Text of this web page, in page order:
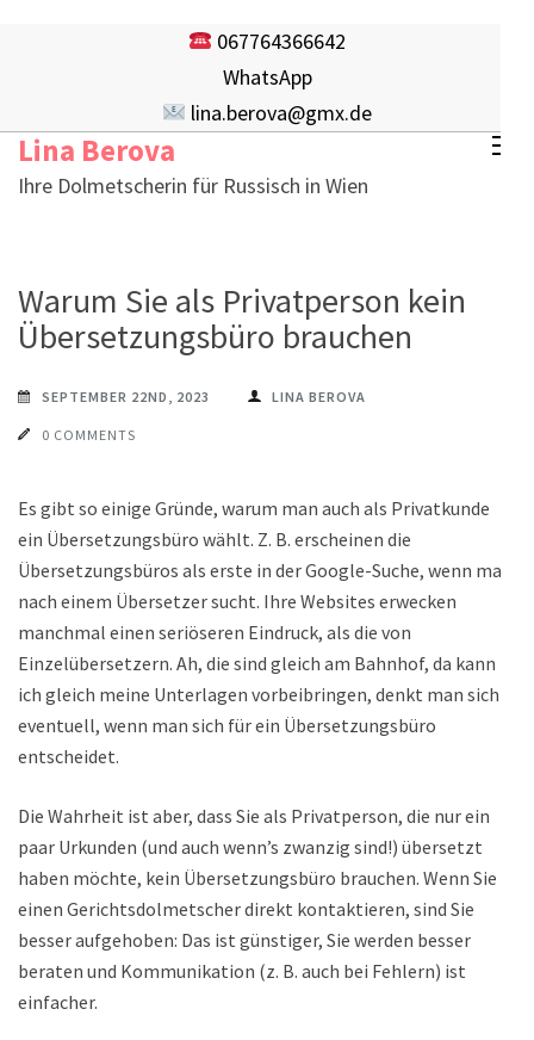
Enter)
067764366642
WhatsApp
lina.berova@gmx.de
Lina Berova
Ihre Dolmetscherin für Russisch in Wien
Warum Sie als Privatperson kein
Übersetzungsbüro brauchen
SEPTEMBER 22ND, 2023 LINA BEROVA
0 COMMENTS
Es gibt so einige Gründe, warum man auch als Privatkunde
ein Übersetzungsbüro wählt. Z. B. erscheinen die
Übersetzungsbüros als erste in der Google-Suche, wenn man
nach einem Übersetzer sucht. Ihre Websites erwecken
manchmal einen seriöseren Eindruck, als die von
Einzelübersetzern. Ah, die sind gleich am Bahnhof, da kann
ich gleich meine Unterlagen vorbeibringen, denkt man sich
eventuell, wenn man sich für ein Übersetzungsbüro
entscheidet.
Die Wahrheit ist aber, dass Sie als Privatperson, die nur ein
paar Urkunden (und auch wenn’s zwanzig sind!) übersetzt
haben möchte, kein Übersetzungsbüro brauchen. Wenn Sie
einen Gerichtsdolmetscher direkt kontaktieren, sind Sie
besser aufgehoben: Das ist günstiger, Sie werden besser
beraten und Kommunikation (z. B. auch bei Fehlern) ist
einfacher.